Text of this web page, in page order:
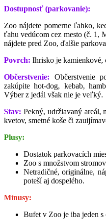
Dostupnosť (parkovanie):
Zoo nájdete pomerne ľahko,
ťahu vedúcom cez mesto (č. 1,
nájdete pred Zoo, ďalšie
Povrch: Ihrisko je kamienkové,
Občerstvenie: Občerstvenie
zakúpite hot-dog, kebab,
Výber z jedál však nie je veľký.
Stav: Pekný, udržiavaný areál,
kvetov, smetné koše či
Plusy:
Dostatok parkovacích
Zoo s množstvom
Netradičné, originálne,
poteší aj dospelého.
Mínusy:
Bufet v Zoo je iba jeden